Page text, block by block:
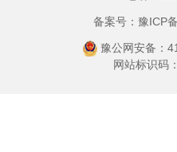
备案号：豫ICP
豫公网安备：
网站标识码